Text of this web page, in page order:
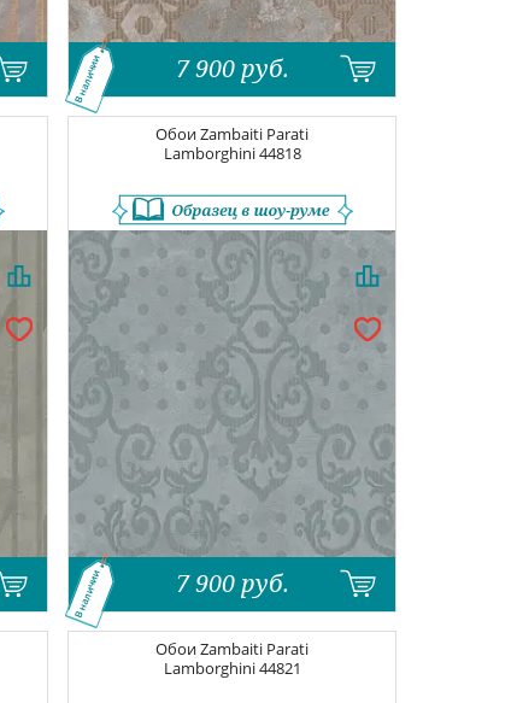
7 900 руб.
В наличии
ОбоиZambaiti Parati
Lamborghini44818
7 900 руб.
В наличии
ОбоиZambaiti Parati
Lamborghini44821